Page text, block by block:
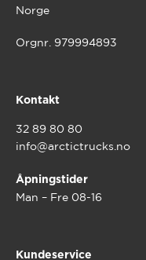
Norge
Orgnr. 979994893
Kontakt
32 89 80 80
info@arctictrucks.no
Åpningstider
Man – Fre 08-16
Kundeservice